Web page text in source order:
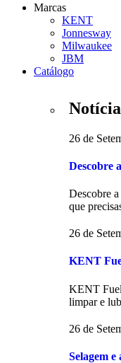
Marcas
KENT
Jonnesway
Milwaukee
JBM
Catálogo
26 de
Descobre
Descobre
que
26 de
KENT
KENT
limpar e
26 de
Selagem